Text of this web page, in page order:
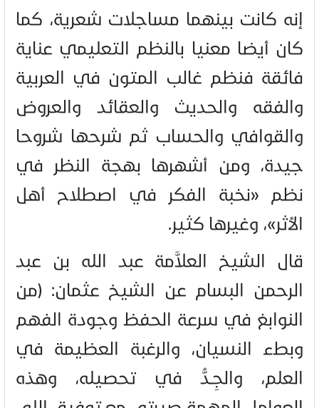
إنه كانت بينهما مساجلات شعرية، كما
كان أيضا معنيا بالنظم التعليمي عناية
فائقة فنظم غالب المتون في العربية
والفقه والحديث والعقائد والعروض
والقوافي والحساب ثم شرحها شروحا
جيدة، ومن أشهرها بهجة النظر في
نظم «نخبة الفكر في اصطلاح أهل
الأثر»، وغيرها كثير.
قال الشيخ العلاَّمة عبد الله بن عبد
الرحمن البسام عن الشيخ عثمان: (من
النوابغ في سرعة الحفظ وجودة الفهم
وبطء النسيان، والرغبة العظيمة في
العلم، والجِـدُّ في تحصيله، وهذه